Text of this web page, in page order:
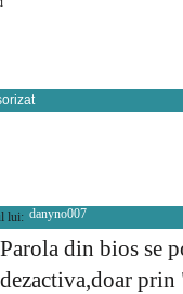
lui: danyno007
Parola din bios se
dezactiva,doar prin